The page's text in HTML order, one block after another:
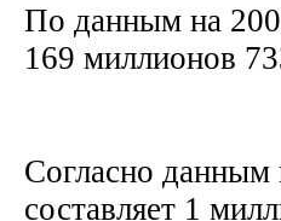
По данным на
169 миллионов
Согласно данным
составляет 1